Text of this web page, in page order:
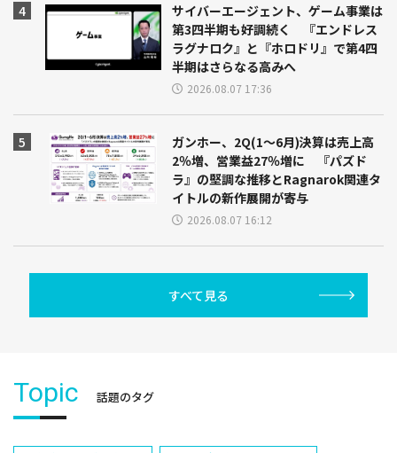
サイバーエージェント、ゲーム事業は
第3四半期も好調続く 『エンドレス
ラグナロク』と『ホロドリ』で第4四
半期はさらなる高みへ
2026.08.07 17:36
ガンホー、2Q(1～6月)決算は売上高
2％増、営業益27％増に 『パズド
ラ』の堅調な推移とRagnarok関連タ
イトルの新作展開が寄与
2026.08.07 16:12
すべて見る
Topic 話題のタグ